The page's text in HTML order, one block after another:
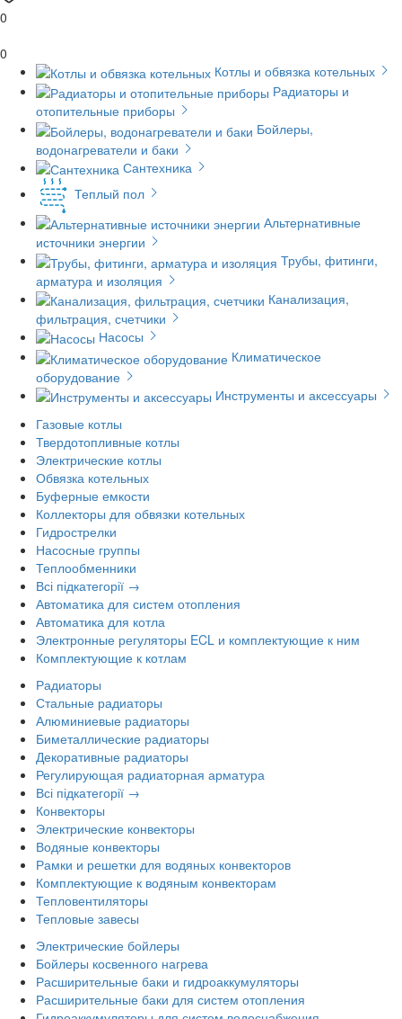
0
0
Котлы и обвязка котельных
Радиаторы и
отопительные приборы
Бойлеры,
водонагреватели и баки
Сантехника
Теплый пол
Альтернативные
источники энергии
Трубы, фитинги,
арматура и изоляция
Канализация,
фильтрация, счетчики
Насосы
Климатическое
оборудование
Инструменты и аксессуары
Газовые котлы
Твердотопливные котлы
Электрические котлы
Обвязка котельных
Буферные емкости
Коллекторы для обвязки котельных
Гидрострелки
Насосные группы
Теплообменники
Всі підкатегорії →
Автоматика для систем отопления
Автоматика для котла
Электронные регуляторы ECL и комплектующие к ним
Комплектующие к котлам
Радиаторы
Стальные радиаторы
Алюминиевые радиаторы
Биметаллические радиаторы
Декоративные радиаторы
Регулирующая радиаторная арматура
Всі підкатегорії →
Конвекторы
Электрические конвекторы
Водяные конвекторы
Рамки и решетки для водяных конвекторов
Комплектующие к водяным конвекторам
Тепловентиляторы
Тепловые завесы
Электрические бойлеры
Бойлеры косвенного нагрева
Расширительные баки и гидроаккумуляторы
Расширительные баки для систем отопления